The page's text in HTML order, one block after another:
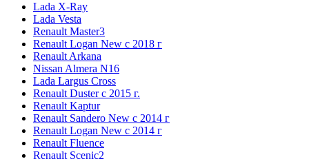
Lada X-Ray
Lada Vesta
Renault Master3
Renault Logan New с 2018 г
Renault Arkana
Nissan Almera N16
Lada Largus Cross
Renault Duster с 2015 г.
Renault Kaptur
Renault Sandero New с 2014 г
Renault Logan New с 2014 г
Renault Fluence
Renault Scenic2